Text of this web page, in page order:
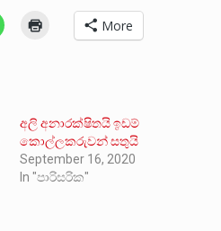
More
අලි අනාරක්ෂිතයි ඉඩම්
කොල්ලකරුවන් සතුයි
September 16, 2020
In "පාරිසරික"